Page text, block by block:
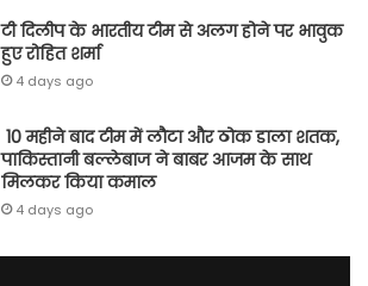
टी दिलीप के भारतीय टीम से अलग होने पर भावुक
हुए रोहित शर्मा
4 days ago
10 महीने बाद टीम में लौटा और ठोक डाला शतक,
पाकिस्तानी बल्लेबाज ने बाबर आजम के साथ
मिलकर किया कमाल
4 days ago